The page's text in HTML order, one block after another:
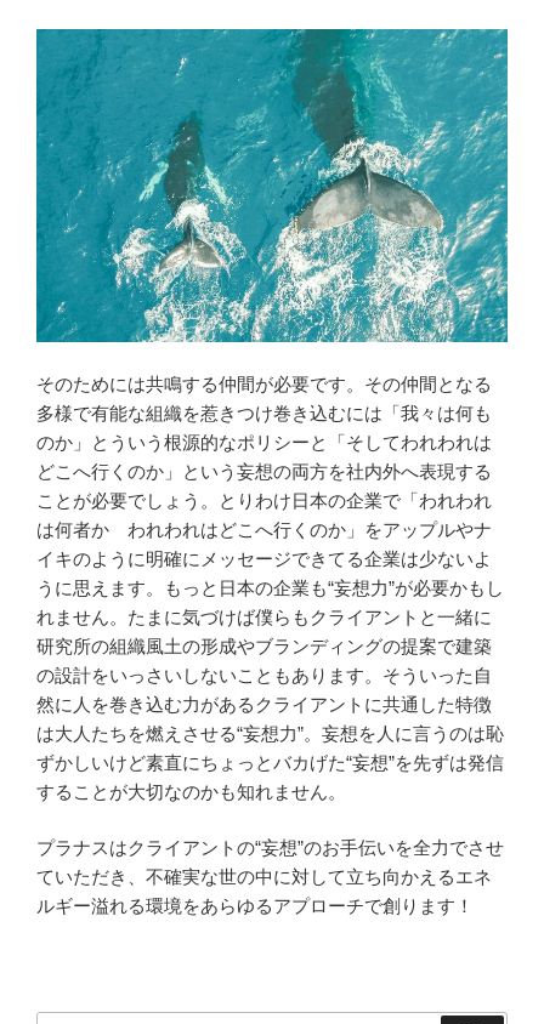
そのためには共鳴する仲間が必要です。その仲間となる
多様で有能な組織を惹きつけ巻き込むには「我々は何も
のか」とういう根源的なポリシーと「そしてわれわれは
どこへ行くのか」という妄想の両方を社内外へ表現する
ことが必要でしょう。とりわけ日本の企業で「われわれ
は何者か われわれはどこへ行くのか」をアップルやナ
イキのように明確にメッセージできてる企業は少ないよ
うに思えます。もっと日本の企業も“妄想力”が必要かもし
れません。たまに気づけば僕らもクライアントと一緒に
研究所の組織風土の形成やブランディングの提案で建築
の設計をいっさいしないこともあります。そういった自
然に人を巻き込む力があるクライアントに共通した特徴
は大人たちを燃えさせる“妄想力”。妄想を人に言うのは恥
ずかしいけど素直にちょっとバカげた“妄想”を先ずは発信
することが大切なのかも知れません。
プラナスはクライアントの“妄想”のお手伝いを全力でさせ
ていただき、不確実な世の中に対して立ち向かえるエネ
ルギー溢れる環境をあらゆるアプローチで創ります！